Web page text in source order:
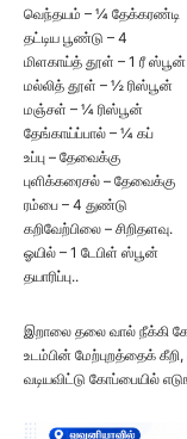
வெந்தயம் – ¼ தேக்கரண்டி
தட்டிய பூண்டு – 4
மிளகாய்த் தூள் – 1 ரீ ஸ்பூன்
மல்லித் தூள் – ½ ரிஸ்பூன்
மஞ்சள் – ¼ ரிஸ்பூன்
தேங்காய்ப்பால் – ¼ கப்
உப்பு – தேவைக்கு
புளிக்கரைசல் – தேவைக்கு
ரம்பை – 4 துண்டு
கறிவேற்பிலை – சிறிதளவு.
ஓயில் – 1 டேபிள் ஸ்பூன்
தயாரிப்பு..
இறாலை தலை வால் நீக்கி
உடம்பின் மேற்புறத்தைக் கீறி,
வடியவிட்டு கோப்பையில்